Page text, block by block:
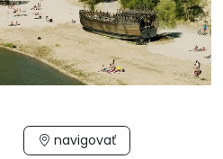
navigovať